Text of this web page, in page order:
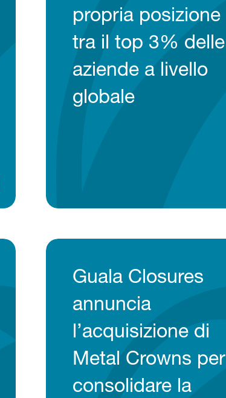
propria posizione
tra il top 3% delle
aziende a livello
globale
Guala Closures
annuncia
l’acquisizione di
Metal Crowns per
consolidare la